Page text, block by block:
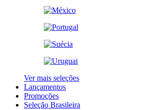
Ver mais seleções
Lançamentos
Promoções
Seleção Brasileira